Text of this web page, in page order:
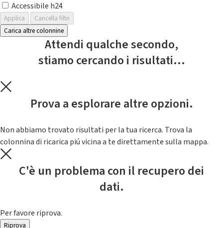
Accessibile h24
Applica
Cancella filtri
Carica altre colonnine
Attendi qualche secondo,
stiamo cercando i risultati...
Prova a esplorare altre opzioni.
Non abbiamo trovato risultati per la tua ricerca. Trova la
colonnina di ricarica piú vicina a te direttamente sulla mappa.
C'è un problema con il recupero dei
dati.
Per favore riprova.
Riprova